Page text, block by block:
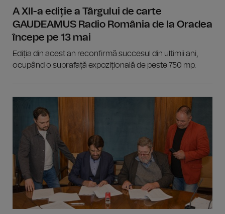
A XII-a ediție a Târgului de carte
GAUDEAMUS Radio România de la Oradea
începe pe 13 mai
Ediția din acest an reconfirmă succesul din ultimii ani,
ocupând o suprafață expozițională de peste 750 mp.